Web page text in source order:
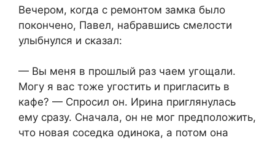
Вечером, когда с ремонтом замка было
покончено, Павел, набравшись смелости
улыбнулся и сказал:
— Вы меня в прошлый раз чаем угощали.
Могу я вас тоже угостить и пригласить в
кафе? — Спросил он. Ирина приглянулась
ему сразу. Сначала, он не мог предположить,
что новая соседка одинока, а потом она